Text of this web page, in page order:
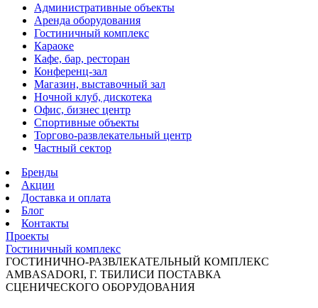
Административные объекты
Аренда оборудования
Гостиничный комплекс
Караоке
Кафе, бар, ресторан
Конференц-зал
Магазин, выставочный зал
Ночной клуб, дискотека
Офис, бизнес центр
Спортивные объекты
Торгово-развлекательный центр
Частный сектор
Бренды
Акции
Доставка и оплата
Блог
Контакты
Проекты
Гостиничный комплекс
ГОСТИНИЧНО-РАЗВЛЕКАТЕЛЬНЫЙ КОМПЛЕКС
AMBASADORI, Г. ТБИЛИСИ ПОСТАВКА
СЦЕНИЧЕСКОГО ОБОРУДОВАНИЯ